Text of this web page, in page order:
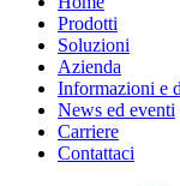
Prodotti
Soluzioni
Azienda
Informazioni e
News ed eventi
Carriere
Contattaci